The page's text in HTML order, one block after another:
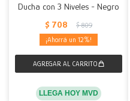
Ducha con 3 Niveles - Negro
$ 708 $ 809
12
LLEGA HOY MVD